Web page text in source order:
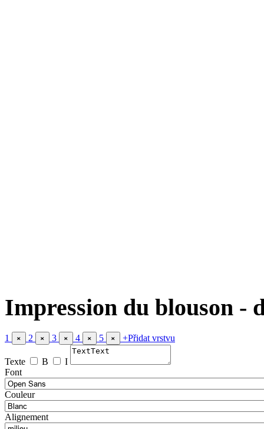
Impression du blouson -
1 × 2 × 3 × 4 × 5 × +Přidat vrstvu
Texte B
I
Font
Couleur
Alignement